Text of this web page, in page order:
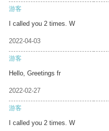
游客
I called you 2 times. W
2022-04-03
游客
Hello, Greetings fr
2022-02-27
游客
I called you 2 times. W